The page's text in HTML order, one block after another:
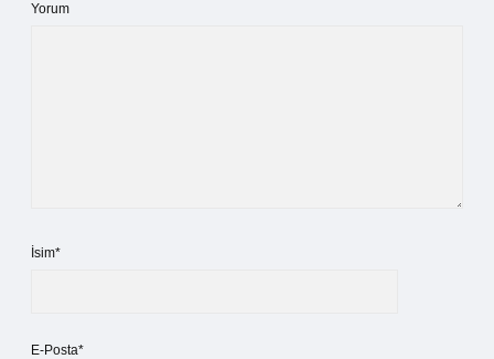
Yorum
İsim*
E-Posta*